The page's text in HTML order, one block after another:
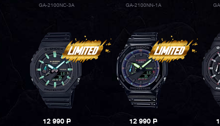
GA-2100NC-3A GA-2100NN-1A
12 990P 12 990P